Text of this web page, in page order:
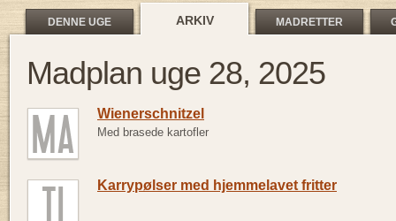
Madplan uge 28, 2025
Wienerschnitzel
Med brasede kartofler
Karrypølser med hjemmelavet fritter
DENNE UGE ARKIV MADRETTER